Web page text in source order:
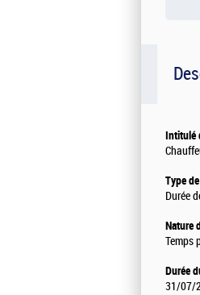
Intitulé
Type
Durée
Nature
Temps
Durée
31/07/